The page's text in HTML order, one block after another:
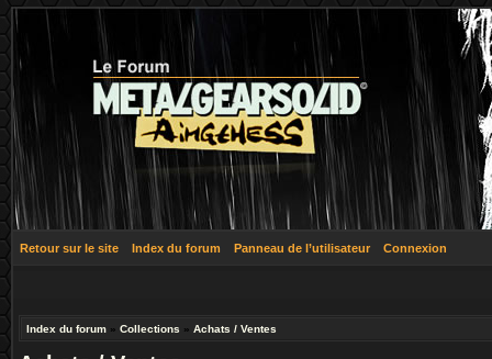
Retour sur le site Index du forum Panneau de l’utilisateur Connexion
Index du forum » Collections » Achats / Ventes